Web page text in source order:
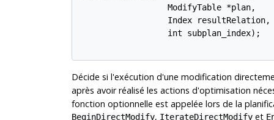
                  ModifyTable *plan,
                  Index resultRelation,
                  int subplan_index);
Décide si l'exécution d'une modification
après avoir réalisé les actions d'optimisation
fonction optionnelle est appelée lors de la
BeginDirectModify, IterateDirectModifyet